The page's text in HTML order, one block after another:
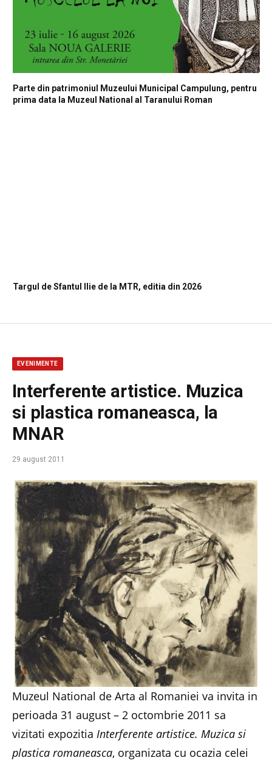
Parte din patrimoniul Muzeului Municipal Campulung, pentru
prima data la Muzeul National al Taranului Roman
Targul de Sfantul Ilie de la MTR, editia din 2026
EVENIMENTE
Interferente artistice. Muzica
si plastica romaneasca, la
MNAR
29 august 2011
Muzeul National de Arta al Romaniei va invita in
perioada 31 august – 2 octombrie 2011 sa
vizitati expozitia Interferente artistice. Muzica si
plastica romaneasca, organizata cu ocazia celei